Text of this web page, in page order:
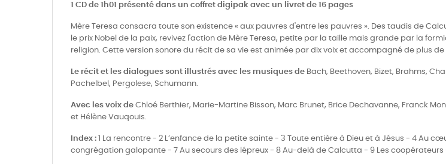
1 CD de 1h01 présenté dans un coffret digipak avec un livret de 16 pages
Mère Teresa consacra toute son existence « aux pauvres d'entre les pauvres ». Des taudis de
le prix Nobel de la paix, revivez l'action de Mère Teresa, petite par la taille mais grande par la
religion. Cette version sonore du récit de sa vie est animée par dix voix et accompagné de plus
Le récit et les dialogues sont illustrés avec les musiques de Bach, Beethoven, Bizet, Brahms,
Pachelbel, Pergolese, Schumann.
Avec les voix de Chloé Berthier, Marie-Martine Bisson, Marc Brunet, Brice Dechavanne, Franck
et Hélène Vauqouis.
Index : 1 La rencontre - 2 L’enfance de la petite sainte - 3 Toute entière à Dieu et à Jésus - 4 Au
congrégation galopante - 7 Au secours des lépreux - 8 Au-delà de Calcutta - 9 Les coopérateurs -